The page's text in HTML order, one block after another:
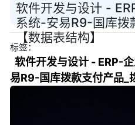
软件开发与设计 -
系统-安易R9-国库拨
【数据表结构】
标签：
软件开发与设计 - ERP-
易R9-国库拨款支付产品_